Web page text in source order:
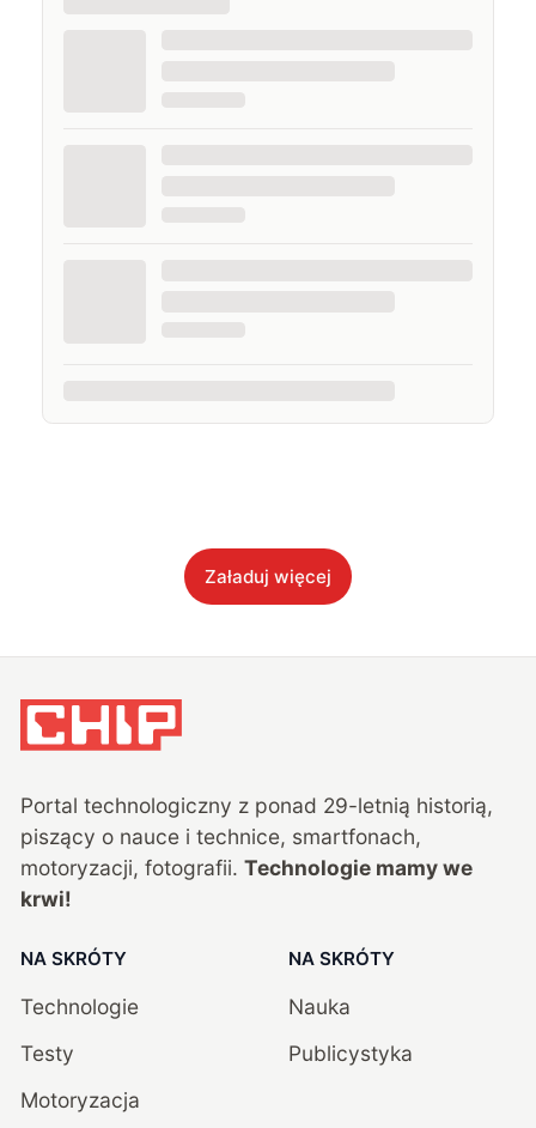
Załaduj więcej
Portal technologiczny z ponad 29-letnią historią,
piszący o nauce i technice, smartfonach,
motoryzacji, fotografii. Technologie mamy we
krwi!
NA SKRÓTY
Technologie
Testy
Motoryzacja
NA SKRÓTY
Nauka
Publicystyka